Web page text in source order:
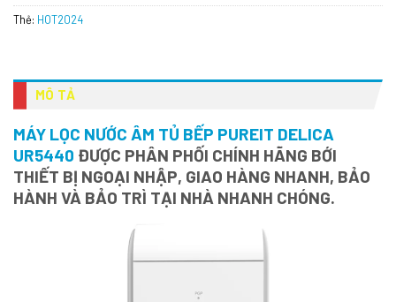
Thẻ: HOT2024
MÔ TẢ
MÁY LỌC NƯỚC ÂM TỦ BẾP PUREIT DELICA
UR5440 ĐƯỢC PHÂN PHỐI CHÍNH HÃNG BỚI
THIẾT BỊ NGOẠI NHẬP, GIAO HÀNG NHANH, BẢO
HÀNH VÀ BẢO TRÌ TẠI NHÀ NHANH CHÓNG.